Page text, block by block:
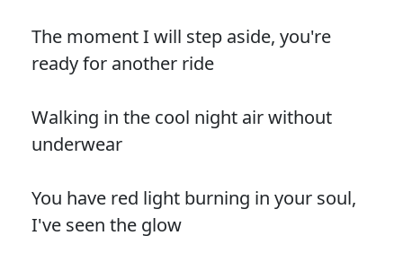
The moment I will step aside, you're
ready for another ride
Walking in the cool night air without
underwear
You have red light burning in your soul,
I've seen the glow